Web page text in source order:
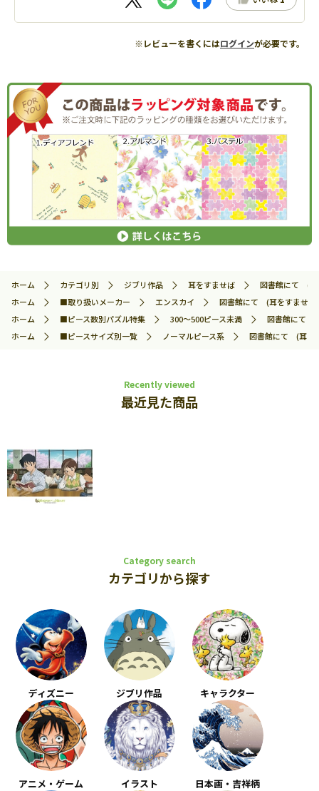
※レビューを書くにはログインが必要です。
ホーム カテゴリ別 ジブリ作品 耳をすませば
図書館にて (
ホーム
■取り扱いメーカー エンスカイ
図書館にて (耳をすませ
ホーム
■ピース数別パズル特集 300～500ピース未満
図書館にて (
ホーム
■ピースサイズ別一覧 ノーマルピース系 図書館にて (耳を
Recently viewed
最近見た商品
Category search
カテゴリから探す
ディズニー ジブリ作品 キャラクター
アニメ・ゲーム イラスト 日本画・吉祥柄